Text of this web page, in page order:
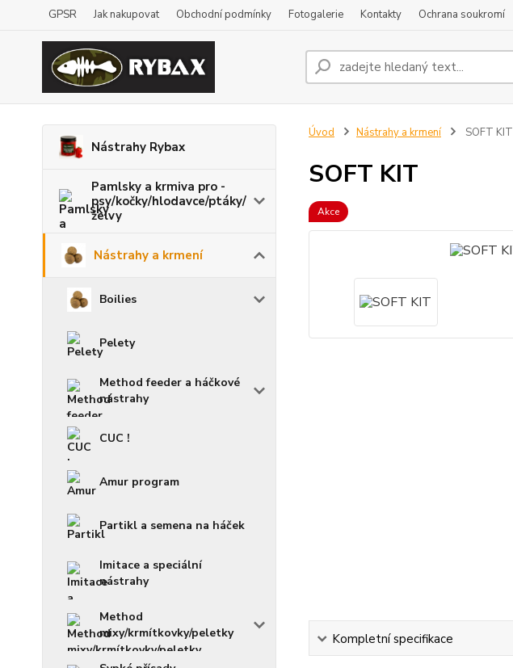
GPSR Jak nakupovat Obchodní podmínky Fotogalerie Kontakty Ochrana soukromí
Nástrahy Rybax
Pamlsky a krmiva pro -
psy/kočky/hlodavce/ptáky/
želvy
Nástrahy a krmení
Boilies
Pelety
Method feeder a háčkové
nástrahy
CUC !
Amur program
Partikl a semena na háček
Imitace a speciální
nástrahy
Method
mixy/krmítkovky/peletky
Úvod Nástrahy a krmení SOFT KIT
SOFT KIT
Akce
Kompletní specifikace